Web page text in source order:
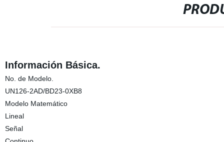
Información Básica.
No. de Modelo.
UN126-2AD/BD23-0XB8
Modelo Matemático
Lineal
Señal